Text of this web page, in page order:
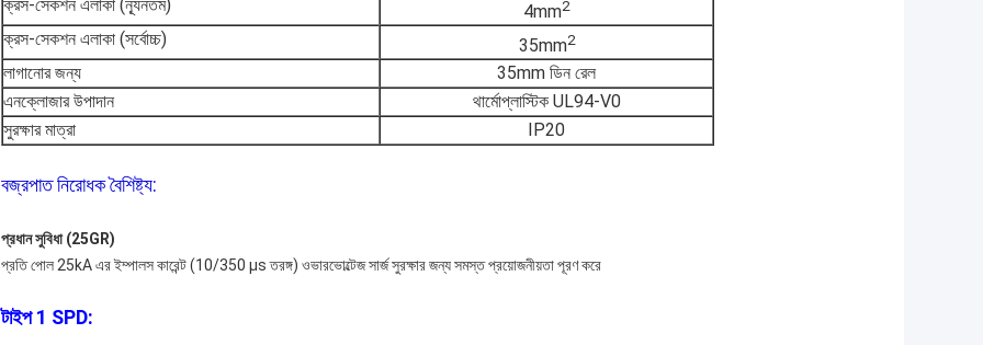
ক্রস-সেকশন এলাকা (ন্যূনতম)
4mm2
ক্রস-সেকশন এলাকা (সর্বোচ্চ) 35mm2
লাগানোর জন্য
35mm ডিন রেল
এনক্লোজার উপাদান
থার্মোপ্লাস্টিক UL94-V0
সুরক্ষার মাত্রা
IP20
বজ্রপাত নিরোধক বৈশিষ্ট্য:
প্রধান সুবিধা (25GR)
প্রতি পোল 25kA এর ইম্পালস কারেন্ট (10/350 µs তরঙ্গ) ওভারভোল্টেজ সার্জ সুরক্ষার জন্য সমস্ত প্রয়োজনীয়তা পূরণ করে
টাইপ 1 SPD: